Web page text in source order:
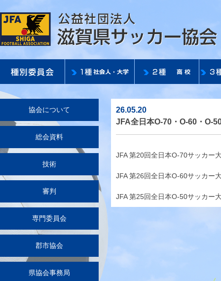
協会について
総会資料
技術
審判
専門委員会
郡市協会
県協会事務局
26.05.20
JFA全日本O-70・O-60・O-
JFA 第20回全日本O-70サッカ
JFA 第26回全日本O-60サッカ
JFA 第25回全日本O-50サッカ